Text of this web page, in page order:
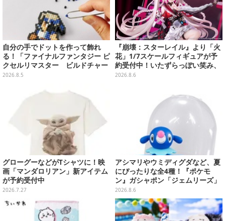
自分の手でドットを作って飾れ
る！「ファイナルファンタジー ピ
クセルリマスター ビルドチャー
ムコレクション Vol.3」が予約
2026.8.5
『崩壊：スターレイル』より「火
花」1/7スケールフィギュアが予
約受付中！いたずらっぽい笑み、
シルクハット型のステージが華や
2026.8.6
グローグーなどがTシャツに！映
画「マンダロリアン」新アイテム
が予約受付中
2026.7.27
アシマリやウミディグダなど、夏
にぴったりな全4種！『ポケモ
ン』ガシャポン「ジェムリーズ」
第13弾が8月第5週より発売
2026.8.6